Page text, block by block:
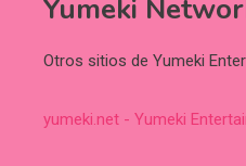
Yumeki
Otros sitios de Yumeki
yumeki.net - Yumeki